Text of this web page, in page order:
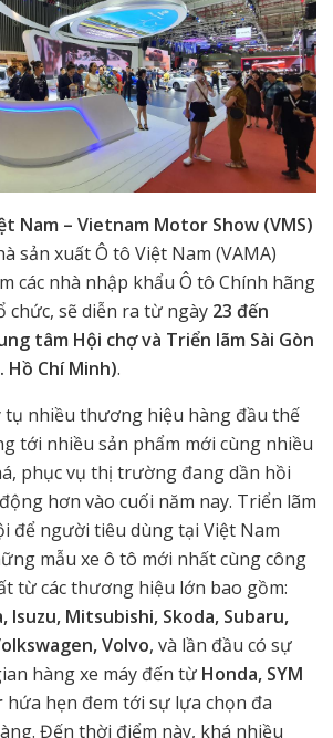
Nam – Vietnam Motor Show (VMS)
sản xuất Ô tô Việt Nam (VAMA)
các nhà nhập khẩu Ô tô Chính hãng
chức, sẽ diễn ra từ ngày 23 đến
tâm Hội chợ và Triển lãm Sài Gòn
Hồ Chí Minh).
tụ nhiều thương hiệu hàng đầu thế
tới nhiều sản phẩm mới cùng nhiều
phục vụ thị trường đang dần hồi
hơn vào cuối năm nay. Triển lãm
để người tiêu dùng tại Việt Nam
mẫu xe ô tô mới nhất cùng công
từ các thương hiệu lớn bao gồm:
Isuzu, Mitsubishi, Skoda, Subaru,
Volvo, và lần đầu có sự
hàng xe máy đến từ Honda, SYM
hứa hẹn đem tới sự lựa chọn đa
Đến thời điểm này, khá nhiều